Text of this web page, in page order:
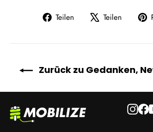
Teilen
Auf
teilen
Teilen
Auf
Zurück zu Gedanken,